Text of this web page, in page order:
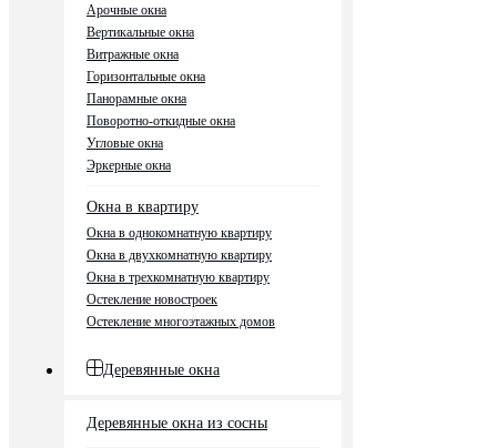
Арочные окна
Вертикальные окна
Витражные окна
Горизонтальные окна
Панорамные окна
Поворотно-откидные окна
Угловые окна
Эркерные окна
Окна в квартиру
Окна в однокомнатную квартиру
Окна в двухкомнатную квартиру
Окна в трехкомнатную квартиру
Остекление новостроек
Остекление многоэтажных домов
Деревянные окна
Деревянные окна из сосны